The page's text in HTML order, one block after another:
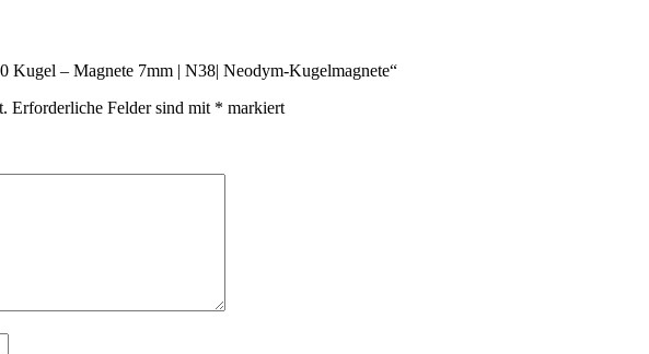
Kugel – Magnete 7mm | N38| Neodym-Kugelmagnete“
Erforderliche Felder sind mit * markiert